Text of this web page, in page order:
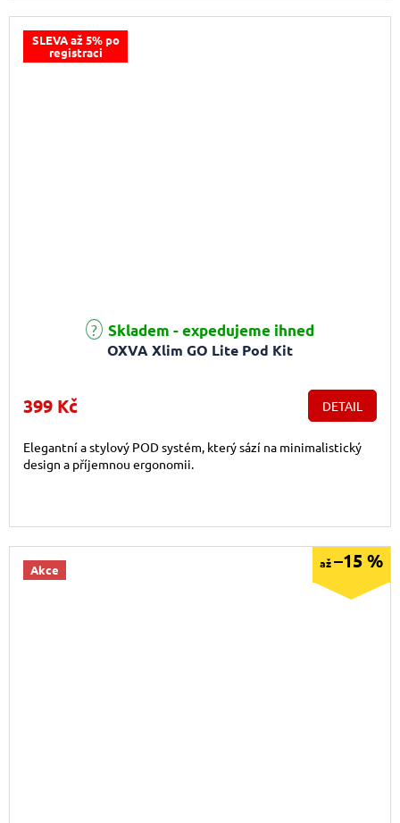
SLEVA až 5% po
registraci
OXVA Xlim GO Lite Pod Kit
Skladem - expedujeme ihned
399 Kč DETAIL
Elegantní a stylový POD systém, který sází na minimalistický
design a příjemnou ergonomii.
Akce až–15 %